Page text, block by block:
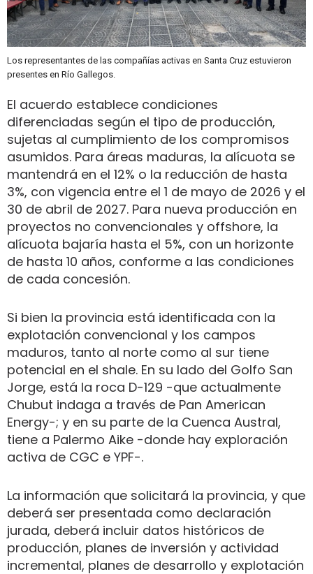
Los representantes de las compañías activas en Santa Cruz estuvieron
presentes en Río Gallegos.
El acuerdo establece condiciones
diferenciadas según el tipo de producción,
sujetas al cumplimiento de los compromisos
asumidos. Para áreas maduras, la alícuota se
mantendrá en el 12% o la reducción de hasta
3%, con vigencia entre el 1 de mayo de 2026 y el
30 de abril de 2027. Para nueva producción en
proyectos no convencionales y offshore, la
alícuota bajaría hasta el 5%, con un horizonte
de hasta 10 años, conforme a las condiciones
de cada concesión.
Si bien la provincia está identificada con la
explotación convencional y los campos
maduros, tanto al norte como al sur tiene
potencial en el shale. En su lado del Golfo San
Jorge, está la roca D-129 -que actualmente
Chubut indaga a través de Pan American
Energy-; y en su parte de la Cuenca Austral,
tiene a Palermo Aike -donde hay exploración
activa de CGC e YPF-.
La información que solicitará la provincia, y que
deberá ser presentada como declaración
jurada, deberá incluir datos históricos de
producción, planes de inversión y actividad
incremental, planes de desarrollo y explotación